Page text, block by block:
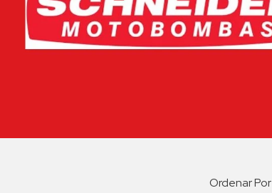
Ordenar Por